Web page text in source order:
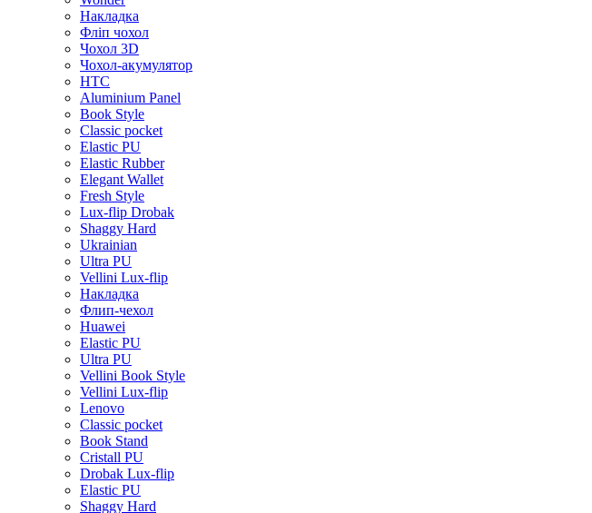
Накладка
Фліп чохол
Чохол 3D
Чохол-акумулятор
HTC
Aluminium Panel
Book Style
Classic pocket
Elastic PU
Elastic Rubber
Elegant Wallet
Fresh Style
Lux-flip Drobak
Shaggy Hard
Ukrainian
Ultra PU
Vellini Lux-flip
Накладка
Флип-чехол
Huawei
Elastic PU
Ultra PU
Vellini Book Style
Vellini Lux-flip
Lenovo
Classic pocket
Book Stand
Cristall PU
Drobak Lux-flip
Elastic PU
Shaggy Hard